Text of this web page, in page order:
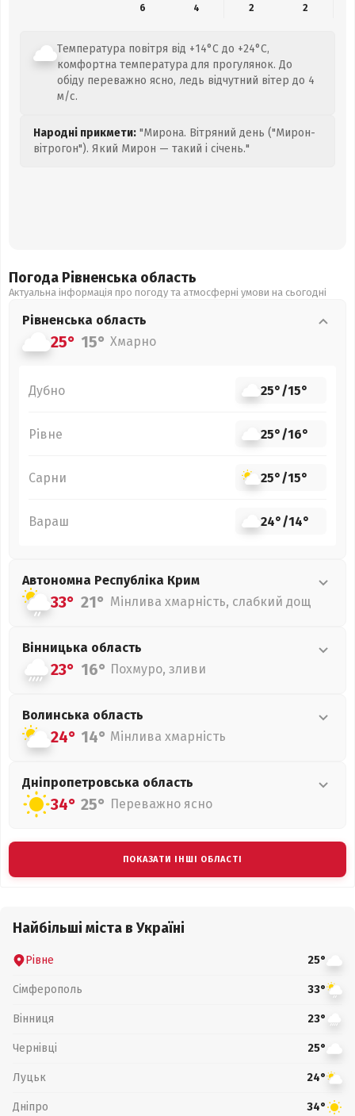
6
4 2 2
Температура повітря від +14°C до +24°C,
комфортна температура для прогулянок. До
обіду переважно ясно, ледь відчутний вітер до 4
м/с.
Народні прикмети: "Мирона. Вітряний день ("Мирон-
вітрогон"). Який Мирон — такий і січень."
Погода Рівненська область
Актуальна інформація про погоду та атмосферні умови на сьогодні
Рівненська область
25° 15° Хмарно
Дубно 25°/15°
Рівне 25°/16°
Сарни 25°/15°
Вараш 24°/14°
Автономна Республіка Крим
33° 21° Мінлива хмарність, слабкий дощ
Вінницька область
23° 16° Похмуро, зливи
Волинська область
24° 14° Мінлива хмарність
Дніпропетровська область
34° 25° Переважно ясно
ПОКАЗАТИ ІНШІ ОБЛАСТІ
Найбільші міста в Україні
Рівне 25°
Сімферополь 33°
Вінниця 23°
Чернівці 25°
Луцьк 24°
Дніпро 34°